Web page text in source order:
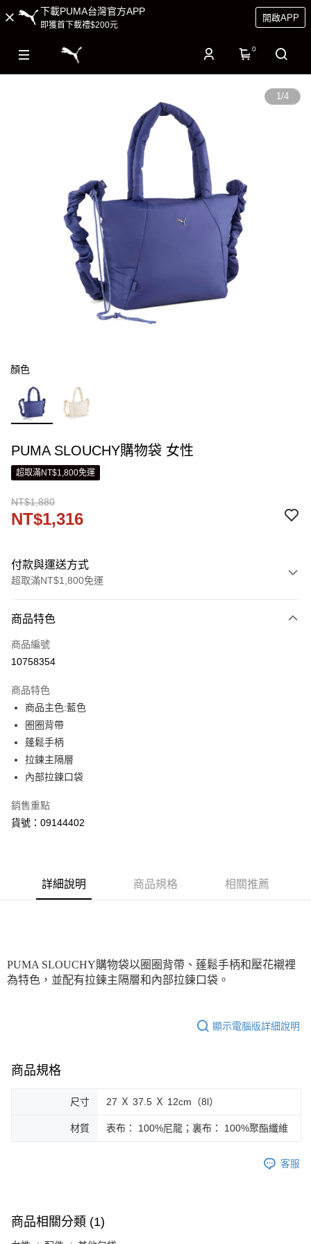
下載PUMA台灣官方APP
即獲首下載禮$200元
開啟APP
0
1/4
顏色
PUMA SLOUCHY購物袋 女性
超取滿NT$1,800免運
NT$1,880
NT$1,316
付款與運送方式
超取滿NT$1,800免運
信用卡一次付款
LINE Pay
街口支付
悠遊付
Google Pay
貨到付款
付款後7-11取貨
每筆NT$100，滿NT$1,800(含以上)免運費
宅配貨到付款(離島恕不配送)
商品特色
商品編號
10758354
商品特色
商品主色:藍色
圈圈背帶
蓬鬆手柄
拉鍊主隔層
內部拉鍊口袋
銷售重點
貨號：09144402
詳細說明 商品規格 相關推薦
PUMA SLOUCHY購物袋以圈圈背帶、蓬鬆手柄和壓花襯裡
為特色，並配有拉鍊主隔層和內部拉鍊口袋。
顯示電腦版詳細說明
商品規格
尺寸 27 Ｘ 37.5 Ｘ 12cm（8l）
材質 表布： 100%尼龍；裏布： 100%聚酯纖維
客服
商品相關分類 (1)